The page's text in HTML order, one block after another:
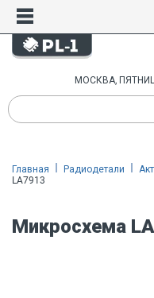
МОСКВА,
Главная Радиодетали
LA7913
Микросхема